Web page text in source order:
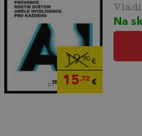
19,90€
15,72€
Na